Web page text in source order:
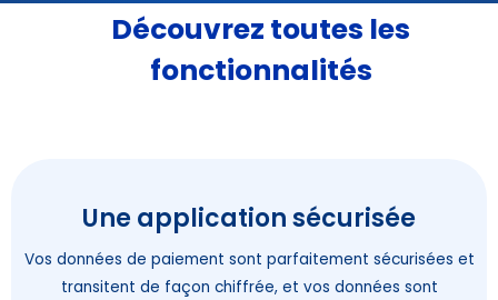
Découvrez toutes les
fonctionnalités
Une application sécurisée
Vos données de paiement sont parfaitement sécurisées et
transitent de façon chiffrée, et vos données sont